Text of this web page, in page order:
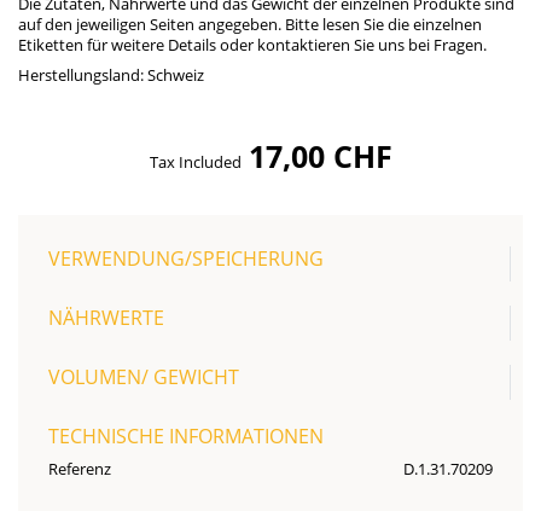
auf den jeweiligen Seiten angegeben. Bitte lesen Sie die einzelnen
Etiketten für weitere Details oder kontaktieren Sie uns bei Fragen.
Herstellungsland:Schweiz
Tax Included 17,00 CHF
VERWENDUNG/SPEICHERUNG
NÄHRWERTE
VOLUMEN/ GEWICHT
TECHNISCHE INFORMATIONEN
Referenz D.1.31.70209